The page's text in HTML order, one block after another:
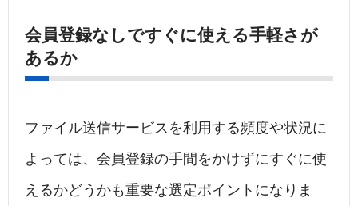
会員登録なしですぐに使える手軽さが
あるか
ファイル送信サービスを利用する頻度や状況に
よっては、会員登録の手間をかけずにすぐに使
えるかどうかも重要な選定ポイントになりま